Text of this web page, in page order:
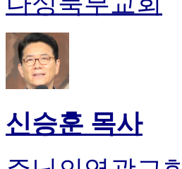
신승훈 목사